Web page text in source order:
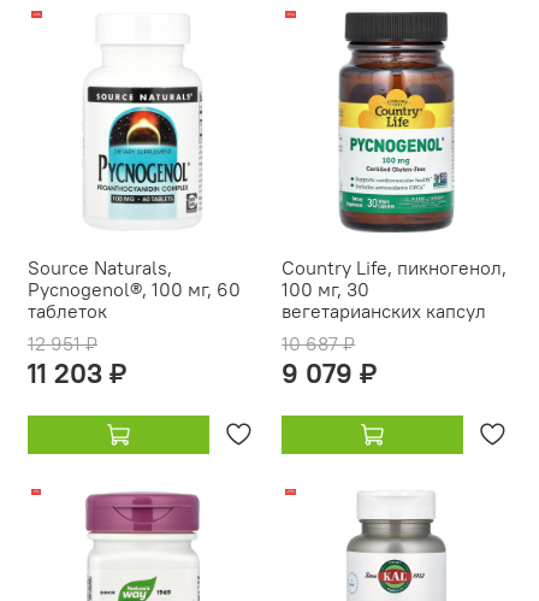
-14%
Source Naturals,
Pycnogenol®, 100 мг, 60
таблеток
12 951 ₽
11 203 ₽
-15%
Country Life, пикногенол,
100 мг, 30
вегетарианских капсул
10 687 ₽
9 079 ₽
-17% -15%